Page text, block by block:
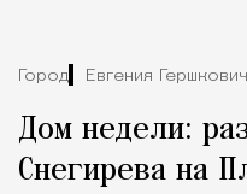
Город Евгения Гершкович
Дом недели:
Снегирева на